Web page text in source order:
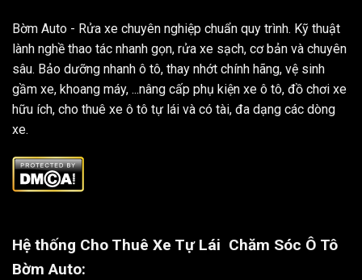
Bờm Auto - Rửa xe chuyên nghiệp chuẩn quy trình. Kỹ thuật
lành nghề thao tác nhanh gọn, rửa xe sạch, cơ bản và chuyên
sâu. Bảo dưỡng nhanh ô tô, thay nhớt chính hãng, vệ sinh
gầm xe, khoang máy, ...nâng cấp phụ kiện xe ô tô, đồ chơi xe
hữu ích, cho thuê xe ô tô tự lái và có tài, đa dạng các dòng
xe.
Hệ thống Cho Thuê Xe Tự Lái Chăm Sóc Ô Tô
Bờm Auto: